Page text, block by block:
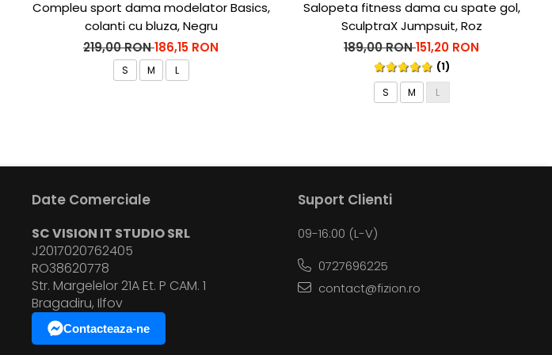
Compleu sport dama modelator Basics,
colanti cu bluza, Negru
219,00 RON186,15 RON
S M L
Salopeta fitness dama cu spate gol,
SculptraX Jumpsuit, Roz
189,00 RON151,20 RON
(1)
S
M L
Date Comerciale
SC VISION IT STUDIO SRL
J2017020762405
RO38620778
Str. Margelelor 21A Et. P CAM. 1
Bragadiru, Ilfov
Contacteaza-ne
Suport Clienti
09-16:00 (L-V)
0727696225
contact@fizion.ro